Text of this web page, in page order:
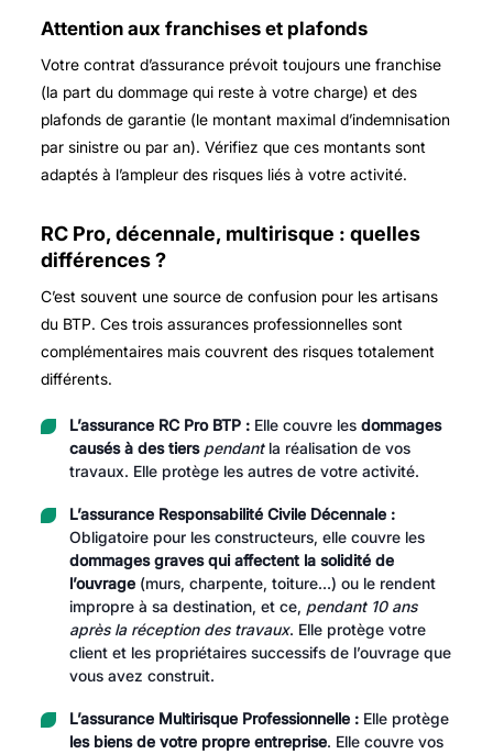
Attention aux franchises et plafonds
Votre contrat d’assurance prévoit toujours une franchise
(la part du dommage qui reste à votre charge) et des
plafonds de garantie (le montant maximal d’indemnisation
par sinistre ou par an). Vérifiez que ces montants sont
adaptés à l’ampleur des risques liés à votre activité.
RC Pro, décennale, multirisque : quelles
différences ?
C’est souvent une source de confusion pour les artisans
du BTP. Ces trois assurances professionnelles sont
complémentaires mais couvrent des risques totalement
différents.
L’assurance RC Pro BTP :Elle couvre les dommages
causés à des tiers pendantla réalisation de vos
travaux. Elle protège les autres de votre activité.
L’assurance Responsabilité Civile Décennale :
Obligatoire pour les constructeurs, elle couvre les
dommages graves qui affectent la solidité de
l’ouvrage(murs, charpente, toiture…) ou le rendent
impropre à sa destination, et ce, pendant 10 ans
après la réception des travaux. Elle protège votre
client et les propriétaires successifs de l’ouvrage que
vous avez construit.
L’assurance Multirisque Professionnelle :Elle protège
les biens de votre propre entreprise. Elle couvre vos